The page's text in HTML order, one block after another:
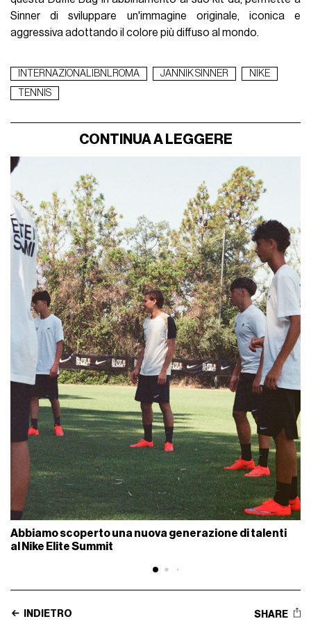
Sinner di sviluppare un'immagine originale, iconica e
aggressiva adottando il colore più diffuso al mondo.
INTERNAZIONALIBNLROMA JANNIK SINNER
NIKE
TENNIS
CONTINUA A LEGGERE
Abbiamo scoperto una nuova generazione di talenti
al Nike Elite Summit
INDIETRO SHARE